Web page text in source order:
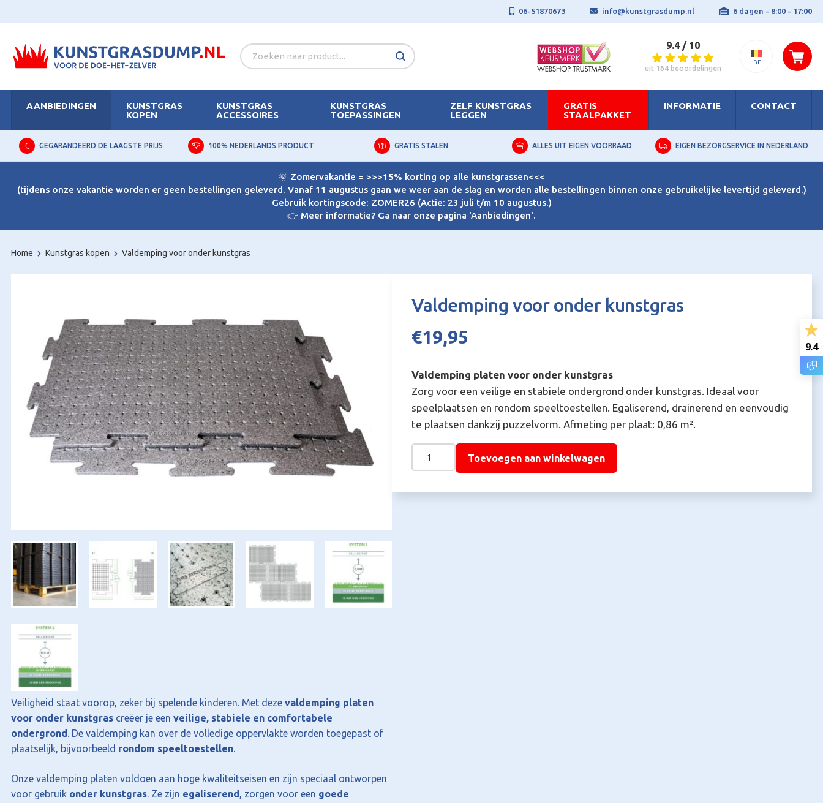
06-51870673 info@kunstgrasdump.nl 6 dagen - 8:00 - 17:00
9.4 / 10
uit 164 beoordelingen
.BE
AANBIEDINGEN
KUNSTGRAS
KOPEN
KUNSTGRAS
ACCESSOIRES
KUNSTGRAS
TOEPASSINGEN
ZELF KUNSTGRAS
LEGGEN
GRATIS
STAALPAKKET
INFORMATIE CONTACT
GEGARANDEERD DE LAAGSTE PRIJS 100% NEDERLANDS PRODUCT GRATIS STALEN ALLES UIT EIGEN VOORRAAD EIGEN BEZORGSERVICE IN NEDERLAND
🌞 Zomervakantie = >>>15% korting op alle kunstgrassen<<<
(tijdens onze vakantie worden er geen bestellingen geleverd. Vanaf 11 augustus gaan we weer aan de slag en worden alle bestellingen binnen onze gebruikelijke levertijd geleverd.)
Gebruik kortingscode: ZOMER26 (Actie: 23 juli t/m 10 augustus.)
👉 Meer informatie? Ga naar onze pagina 'Aanbiedingen'.
Home Kunstgras kopen Valdemping voor onder kunstgras
Veiligheid staat voorop, zeker bij spelende kinderen. Met deze valdemping platen
voor onder kunstgras creëer je een veilige, stabiele en comfortabele
ondergrond. De valdemping kan over de volledige oppervlakte worden toegepast of
plaatselijk, bijvoorbeeld rondom speeltoestellen.
Onze valdemping platen voldoen aan hoge kwaliteitseisen en zijn speciaal ontworpen
voor gebruik onder kunstgras. Ze zijn egaliserend, zorgen voor een goede
Valdemping voor onder kunstgras
€19,95
Valdemping platen voor onder kunstgras
Zorg voor een veilige en stabiele ondergrond onder kunstgras. Ideaal voor
speelplaatsen en rondom speeltoestellen. Egaliserend, drainerend en eenvoudig
te plaatsen dankzij puzzelvorm. Afmeting per plaat: 0,86 m².
Valdemping
kunstgras
Toevoegen aan winkelwagen
9.4